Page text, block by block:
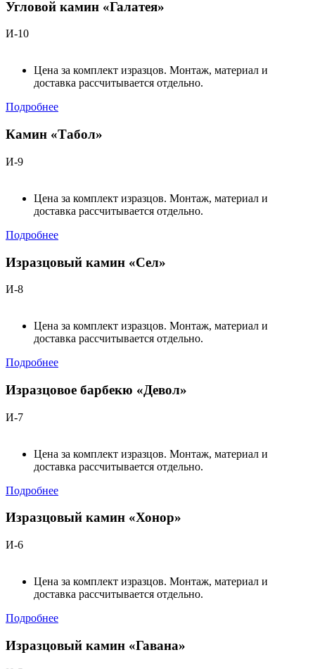
Угловой камин «Галатея»
И-10
Цена за комплект изразцов. Монтаж, материал и
доставка рассчитывается отдельно.
Подробнее
Камин «Табол»
И-9
Цена за комплект изразцов. Монтаж, материал и
доставка рассчитывается отдельно.
Подробнее
Изразцовый камин «Сел»
И-8
Цена за комплект изразцов. Монтаж, материал и
доставка рассчитывается отдельно.
Подробнее
Изразцовое барбекю «Девол»
И-7
Цена за комплект изразцов. Монтаж, материал и
доставка рассчитывается отдельно.
Подробнее
Изразцовый камин «Хонор»
И-6
Цена за комплект изразцов. Монтаж, материал и
доставка рассчитывается отдельно.
Подробнее
Изразцовый камин «Гавана»